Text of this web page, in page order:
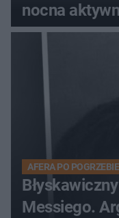
nocna
AFERA PO POGRZEBIE
Messiego.